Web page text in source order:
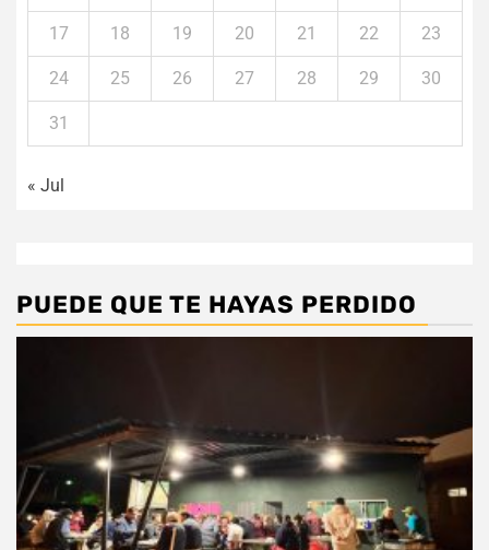
17 18 19 20 21 22 23
24 25 26 27 28 29 30
31
« Jul
PUEDE QUE TE HAYAS PERDIDO